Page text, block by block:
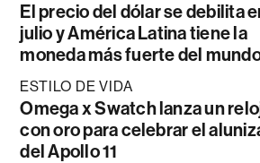
El precio del dólar se debilita
julio y América Latina tiene la
moneda más fuerte del
ESTILO DE VIDA
Omega x Swatch lanza un
con oro para celebrar el
del Apollo 11